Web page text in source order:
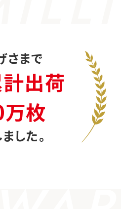
さまで
出荷
枚
した。